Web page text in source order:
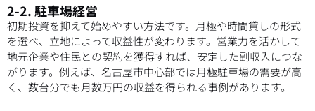
2-2. 駐車場経営
初期投資を抑えて始めやすい方法です。月極や時間貸しの形式
を選べ、立地によって収益性が変わります。営業力を活かして
地元企業や住民との契約を獲得すれば、安定した副収入につな
がります。例えば、名古屋市中心部では月極駐車場の需要が高
く、数台分でも月数万円の収益を得られる事例があります。